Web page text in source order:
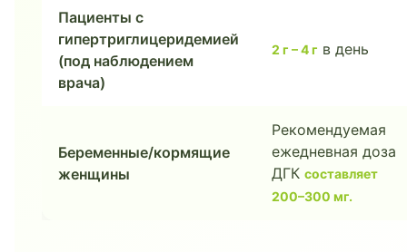
Пациенты с
гипертриглицеридемией
(под наблюдением
врача)
2 г – 4 г в день
Беременные/кормящие
женщины
Рекомендуемая
ежедневная доза
ДГК составляет
200–300 мг.